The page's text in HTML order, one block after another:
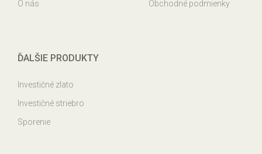
O nás
Obchodné podmienky
ĎALŠIE PRODUKTY
Investičné zlato
Investičné striebro
Sporenie